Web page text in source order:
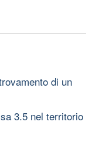
di un
3.5 nel territorio